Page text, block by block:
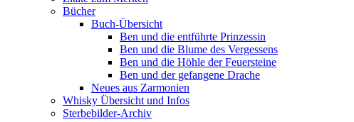
Bücher
Buch-Übersicht
Ben und die entführte Prinzessin
Ben und die Blume des Vergessens
Ben und die Höhle der Feuersteine
Ben und der gefangene Drache
Neues aus Zarmonien
Whisky Übersicht und Infos
Sterbebilder-Archiv